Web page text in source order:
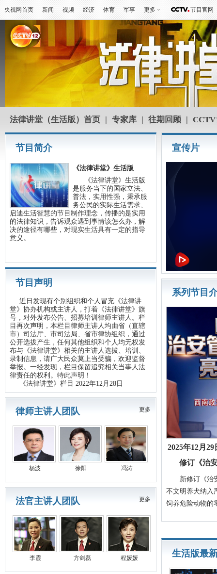
央视网首页 新闻 视频 经济 体育 军事 更多 节目官网
法律讲堂（生活版）首页 | 专家库 | 往期回顾 |
节目简介
《法律讲堂》生活版
《法律讲堂》生活版
是服务当下的国家立法、
普法，实用性强，秉承服
务公民的实际生活需求、
启迪生活智慧的节目制作理念，传播的是实用
的法律知识，告诉观众遇到事情该怎么办，解
决的途径有哪些，对现实生活具有一定的指导
意义。
节目声明
近日发现有个别组织和个人冒充《法律讲
堂》协办机构或主讲人，打着《法律讲堂》旗
号，对外发布公告、招募培训律师主讲人。栏
目再次声明，本栏目律师主讲人均由省（直辖
市）司法厅、市司法局、省市律协组织，通过
公开选拔产生，任何其他组织和个人均无权发
布与《法律讲堂》相关的主讲人选拔、培训、
录制信息，请广大民众莫上当受骗，欢迎监督
举报。一经发现，栏目保留追究相关当事人法
律责任的权利。特此声明！
《法律讲堂》栏目 2022年12月28日
律师主讲人团队 更多
杨波 徐阳 冯涛
法官主讲人团队 更多
李霞 方剑磊 程媛媛
宣传片
系列节目
2025年12月
修订《治
新修订《治安
不文明养犬纳入
饲养危险动物的
生活版最